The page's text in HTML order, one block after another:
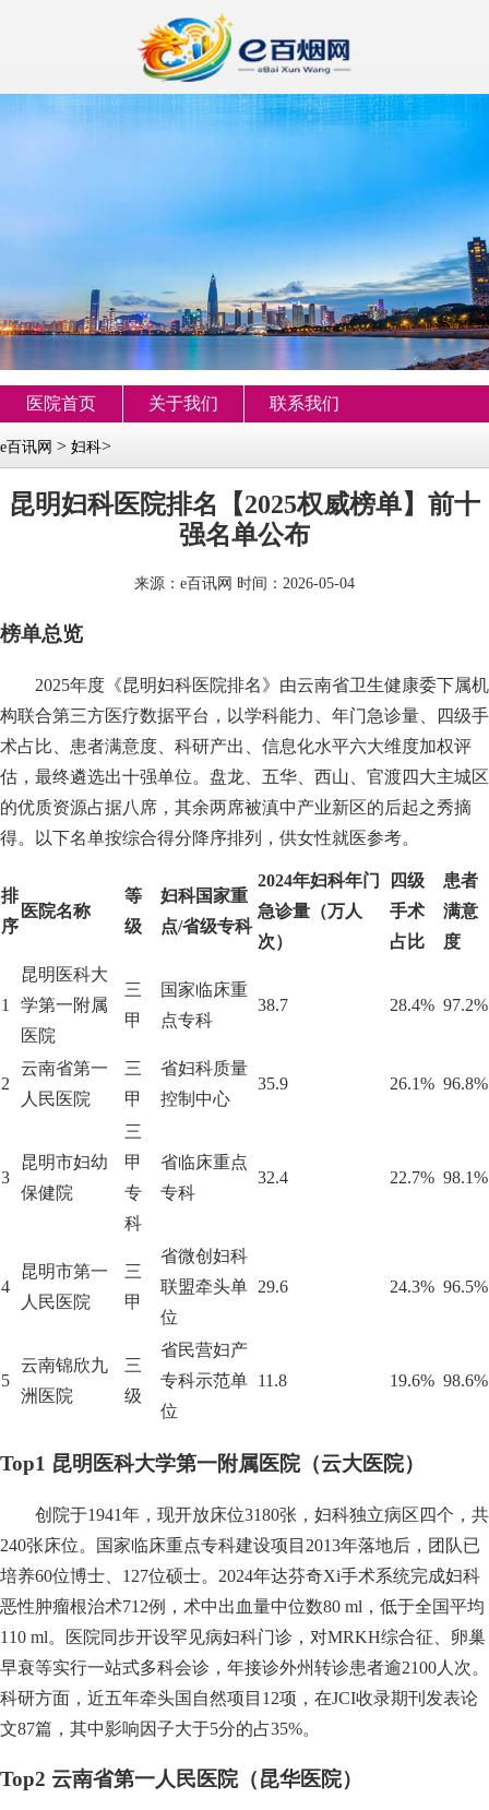
医院首页 关于我们 联系我们
e百讯网 > 妇科>
昆明妇科医院排名【2025权威榜单】前十
强名单公布
来源： e百讯网 时间：2026-05-04
榜单总览
2025年度《昆明妇科医院排名》由云南省卫生健康委下属机
构联合第三方医疗数据平台，以学科能力、年门急诊量、四级手
术占比、患者满意度、科研产出、信息化水平六大维度加权评
估，最终遴选出十强单位。盘龙、五华、西山、官渡四大主城区
的优质资源占据八席，其余两席被滇中产业新区的后起之秀摘
得。以下名单按综合得分降序排列，供女性就医参考。
排
序
医院名称
等
级
妇科国家重
点/省级专科
2024年妇科年门
急诊量（万人
次）
四级
手术
占比
患者
满意
度
1
昆明医科大
学第一附属
医院
三
甲
国家临床重
点专科
38.7 28.4% 97.2%
2
云南省第一
人民医院
三
甲
省妇科质量
控制中心
35.9 26.1% 96.8%
3
昆明市妇幼
保健院
三
甲
专
科
省临床重点
专科
32.4 22.7% 98.1%
4
昆明市第一
人民医院
三
甲
省微创妇科
联盟牵头单
位
29.6 24.3% 96.5%
5
云南锦欣九
洲医院
三
级
省民营妇产
专科示范单
位
11.8 19.6% 98.6%
Top1 昆明医科大学第一附属医院（云大医院）
创院于1941年，现开放床位3180张，妇科独立病区四个，共
240张床位。国家临床重点专科建设项目2013年落地后，团队已
培养60位博士、127位硕士。2024年达芬奇Xi手术系统完成妇科
恶性肿瘤根治术712例，术中出血量中位数80 ml，低于全国平均
110 ml。医院同步开设罕见病妇科门诊，对MRKH综合征、卵巢
早衰等实行一站式多科会诊，年接诊外州转诊患者逾2100人次。
科研方面，近五年牵头国自然项目12项，在JCI收录期刊发表论
文87篇，其中影响因子大于5分的占35%。
Top2 云南省第一人民医院（昆华医院）